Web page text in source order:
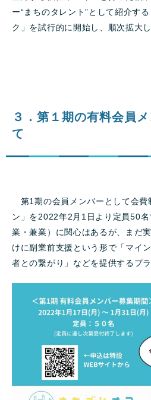
ー“まちのタレント”として紹介す
ク」を試行的に開始し、順次拡大
３．第１期の有料会員
て
第1期の会員メンバーとして会費
ン」を2022年2月1日より定員50
業・兼業）に関心はあるが、まだ
けに副業前支援という形で「マイ
者との繋がり」などを提供するプラ